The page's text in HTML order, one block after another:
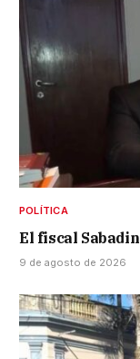
POLÍTICA
El fiscal
9 de agosto de 2026